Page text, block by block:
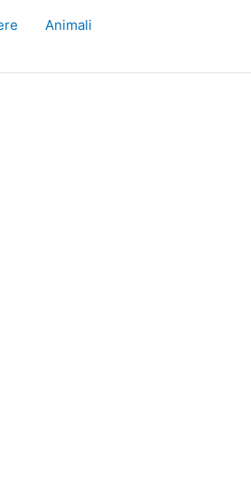
Animali